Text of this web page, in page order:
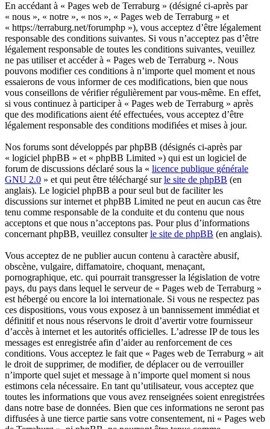
En accédant à « Pages web de Terraburg » (désigné ci-après par
« nous », « notre », « nos », « Pages web de Terraburg » et
« https://terraburg.net/forumphp »), vous acceptez d’être légalement
responsable des conditions suivantes. Si vous n’acceptez pas d’être
légalement responsable de toutes les conditions suivantes, veuillez
ne pas utiliser et accéder à « Pages web de Terraburg ». Nous
pouvons modifier ces conditions à n’importe quel moment et nous
essaierons de vous informer de ces modifications, bien que nous
vous conseillons de vérifier régulièrement par vous-même. En effet,
si vous continuez à participer à « Pages web de Terraburg » après
que des modifications aient été effectuées, vous acceptez d’être
légalement responsable des conditions modifiées et mises à jour.
Nos forums sont développés par phpBB (désignés ci-après par
« logiciel phpBB » et « phpBB Limited ») qui est un logiciel de
forum de discussions déclaré sous la « licence publique générale
GNU 2.0 » et qui peut être téléchargé surle site de phpBB (en
anglais). Le logiciel phpBB a pour seul but de faciliter les
discussions sur internet et phpBB Limited ne peut en aucun cas être
tenu comme responsable de la conduite et du contenu que nous
acceptons et que nous n’acceptons pas. Pour plus d’informations
concernant phpBB, veuillez consulterle site de phpBB (en anglais).
Vous acceptez de ne publier aucun contenu à caractère abusif,
obscène, vulgaire, diffamatoire, choquant, menaçant,
pornographique, etc. qui pourrait transgresser la législation de votre
pays, du pays dans lequel le serveur de « Pages web de Terraburg »
est hébergé ou encore la loi internationale. Si vous ne respectez pas
ces dispositions, vous vous exposez à un bannissement immédiat et
définitif et nous nous réservons le droit d’avertir votre fournisseur
d’accès à internet et les autorités officielles. L’adresse IP de tous les
messages est enregistrée afin d’aider au renforcement de ces
conditions. Vous acceptez le fait que « Pages web de Terraburg » ait
le droit de supprimer, de modifier, de déplacer ou de verrouiller
n’importe quel sujet et message à n’importe quel moment si nous
estimons cela nécessaire. En tant qu’utilisateur, vous acceptez que
toutes les informations que vous avez renseignées soient enregistrées
dans notre base de données. Bien que ces informations ne seront pas
diffusées à une tierce partie sans votre consentement, ni « Pages web